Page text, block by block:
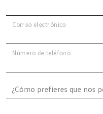
Correo electrónico
Número de teléfono